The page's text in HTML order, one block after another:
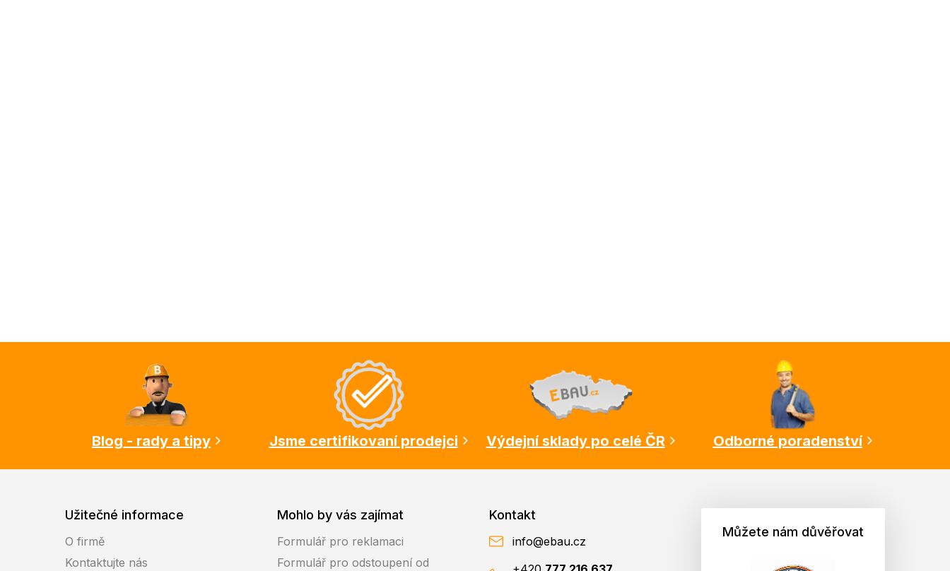
Blog - rady a tipy
Jsme certifikovaní prodejci Výdejní sklady po celé ČR Odborné poradenství
Užitečné informace
O firmě
Kontaktujte nás
Mohlo by vás zajímat
Formulář pro reklamaci
Formulář pro odstoupení od
Kontakt
info@ebau.cz
Můžete nám důvěřovat